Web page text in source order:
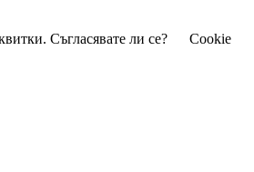
Съгласявате ли се?
Cookie